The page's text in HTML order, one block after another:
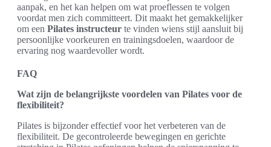
aanpak, en het kan helpen om wat proeflessen te volgen
voordat men zich committeert. Dit maakt het gemakkelijker
om een Pilates instructeur te vinden wiens stijl aansluit bij
persoonlijke voorkeuren en trainingsdoelen, waardoor de
ervaring nog waardevoller wordt.
FAQ
Wat zijn de belangrijkste voordelen van Pilates voor de
flexibiliteit?
Pilates is bijzonder effectief voor het verbeteren van de
flexibiliteit. De gecontroleerde bewegingen en gerichte